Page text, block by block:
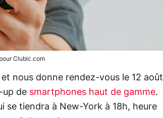
Clubic.com
nous donne rendez-vous le 12 août
up de smartphones haut de gamme.
se tiendra à New-York à 18h, heure